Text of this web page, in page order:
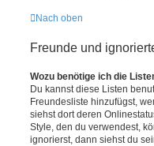
Nach oben
Freunde und
Wozu benötige ich die
Du kannst diese Listen
Freundesliste hinzufügst,
siehst dort deren
Style, den du verwendest,
ignorierst, dann siehst du